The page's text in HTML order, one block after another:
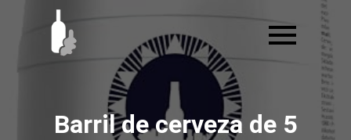
contenido
Barril de cerveza de 5